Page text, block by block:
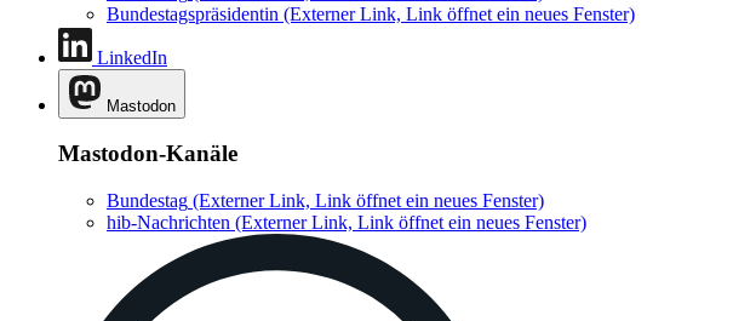
Bundestagspräsidentin (Externer Link, Link öffnet ein neues Fenster)
LinkedIn
Mastodon
Mastodon-Kanäle
Bundestag (Externer Link, Link öffnet ein neues Fenster)
hib-Nachrichten (Externer Link, Link öffnet ein neues Fenster)